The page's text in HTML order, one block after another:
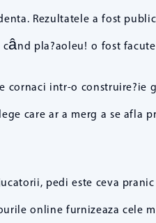
Rezultatele a fost
pla?aoleu! o fost
intr-o construire?ie
care ar a merg a se afla
pedi este ceva
online furnizeaza cele